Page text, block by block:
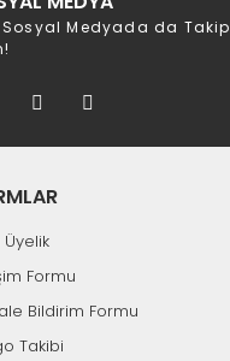
Sosyal Medyada da Takip
Üyelik
Formu
Bildirim Formu
Takibi